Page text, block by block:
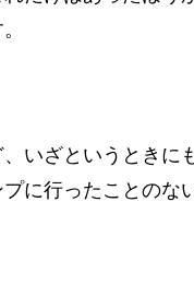
いざというときに
に行ったことのな